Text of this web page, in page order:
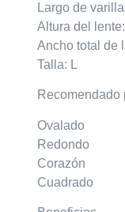
Largo de
Altura del
Ancho total de
Talla: L
Recomendado
Ovalado
Redondo
Corazón
Cuadrado